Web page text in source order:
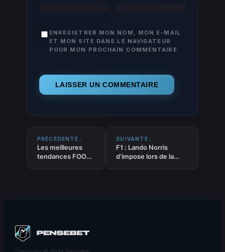
ENREGISTRER MON NOM, MON E-MAIL
ET MON SITE DANS LE NAVIGATEUR
POUR MON PROCHAIN COMMENTAIRE.
PRÉCÉDENTE :
Les meilleures
tendances FOOT
SUIVANTE :
F1 : Lando Norris
d’impose lors de la